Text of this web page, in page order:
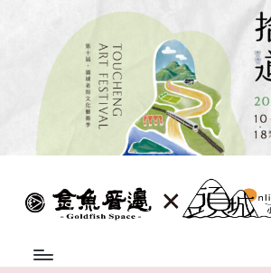
蘭
巷
城
中